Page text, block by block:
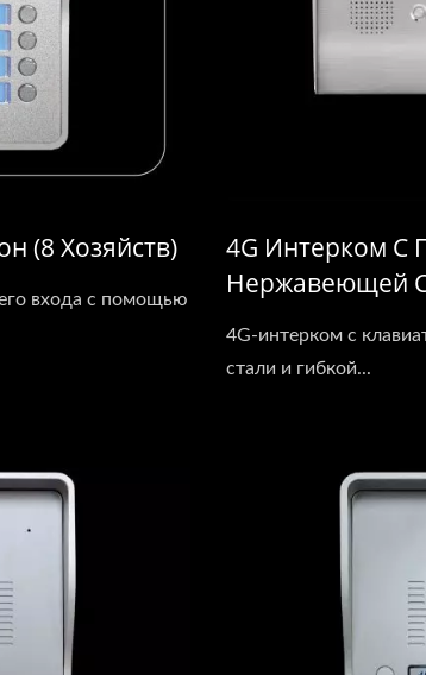
(8 Хозяйств)
входа с помощью
4G Интерком С
Нержавеющей
4G-интерком с
стали и гибкой...